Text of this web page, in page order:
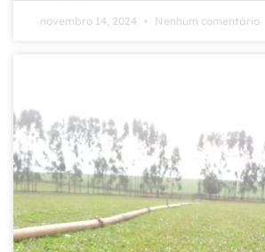
novembro 14, 2024 Nenhum comentário